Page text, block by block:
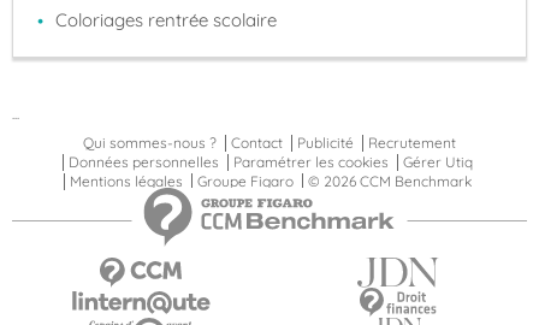
Coloriages rentrée scolaire
Qui sommes-nous ?
Contact Publicité
Recrutement
Données personnelles
Paramétrer les cookies
Gérer Utiq
Mentions légales
Groupe Figaro © 2026 CCM Benchmark